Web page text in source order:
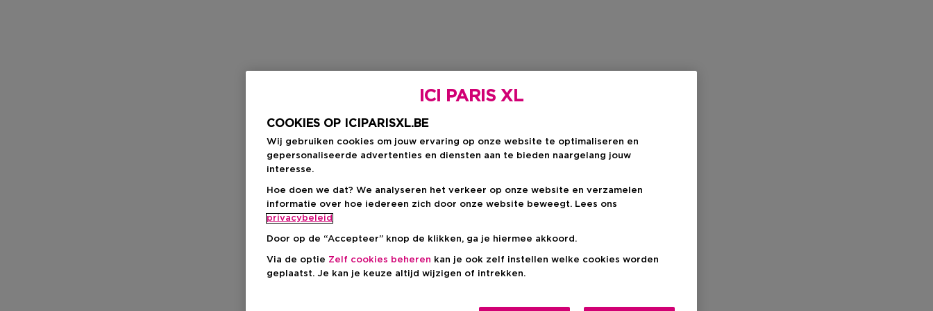
ICI PARIS XL
COOKIES OP ICIPARISXL.BE
Wij gebruiken cookies om jouw ervaring op onze website te optimaliseren en
gepersonaliseerde advertenties en diensten aan te bieden naargelang jouw
interesse.
Hoe doen we dat? We analyseren het verkeer op onze website en verzamelen
informatie over hoe iedereen zich door onze website beweegt. Lees ons
privacybeleid
Door op de “Accepteer” knop de klikken, ga je hiermee akkoord.
Via de optie Zelf cookies beheren kan je ook zelf instellen welke cookies worden
geplaatst. Je kan je keuze altijd wijzigen of intrekken.